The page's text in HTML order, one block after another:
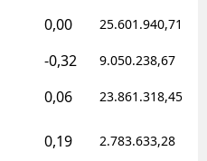
0,00 25.601.940,71
-0,32 9.050.238,67
0,06 23.861.318,45
0,19 2.783.633,28